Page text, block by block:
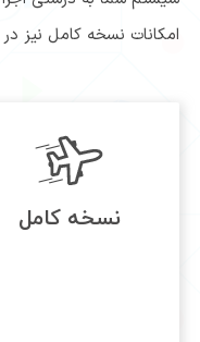
امکانات نسخه کامل نیز
نسخه کامل